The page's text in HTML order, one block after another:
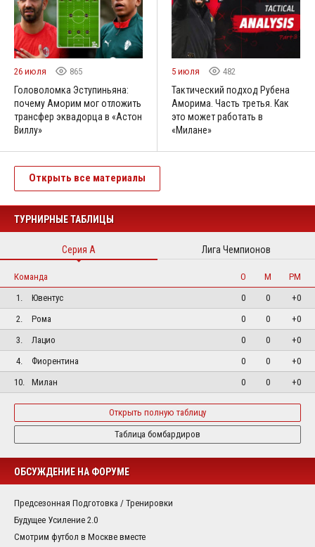
26 июля 865
Головоломка Эступиньяна:
почему Аморим мог отложить
трансфер эквадорца в «Астон
Виллу»
5 июля 482
Тактический подход Рубена
Аморима. Часть третья. Как
это может работать в
«Милане»
Открыть все материалы
ТУРНИРНЫЕ ТАБЛИЦЫ
Серия А Лига Чемпионов
Команда О М
РМ
1.
Ювентус 0 0
+0
2.
Рома 0 0
+0
3.
Лацио 0 0
+0
4.
Фиорентина 0 0
+0
10.
Милан 0 0 +0
Открыть полную таблицу
Таблица бомбардиров
ОБСУЖДЕНИЕ НА ФОРУМЕ
Предсезонная Подготовка / Тренировки
Будущее Усиление 2.0
Смотрим футбол в Москве вместе